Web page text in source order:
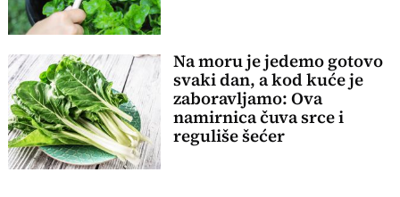
Na moru je jedemo gotovo
svaki dan, a kod kuće je
zaboravljamo: Ova
namirnica čuva srce i
reguliše šećer